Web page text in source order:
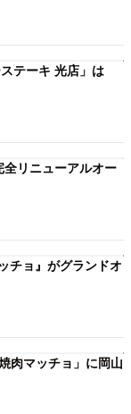
テーキ 光店」は
全リニューアルオー
チョ』がグランドオ
肉マッチョ」に岡山